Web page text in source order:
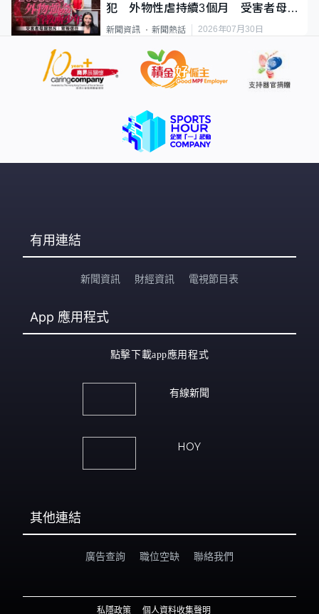
犯 外物性虐持續3個月 受害者母：
要保護其他人
新聞資訊 新聞熱話 2026年07月30日
有用連結
新聞資訊 財經資訊 電視節目表
App 應用程式
點擊下載app應用程式
有線新聞
HOY
其他連結
廣告查詢 職位空缺 聯絡我們
私隱政策 個人資料收集聲明